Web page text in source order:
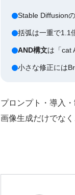
Stable Diffusion
括弧は一重で1.1
AND構文は「cat
小さな修正には
プロンプト・導入
画像生成だけでな